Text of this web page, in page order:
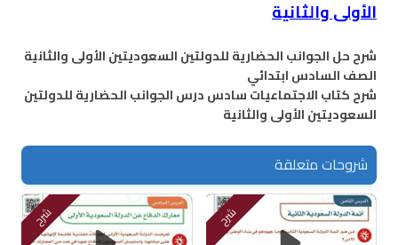
الأولى والثانية
شرح حل الجوانب الحضارية للدولتين السعوديتين الأولى والثانية
الصف السادس ابتدائي
شرح كتاب الاجتماعيات سادس درس الجوانب الحضارية للدولتين
السعوديتين الأولى والثانية
شروحات متعلقة
شرح شرح